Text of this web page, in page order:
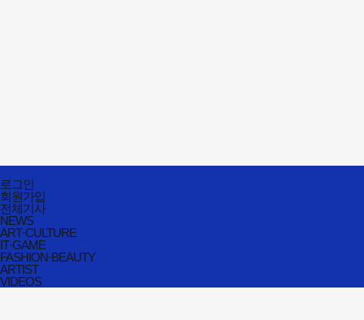
전체메뉴
닫기
로그인
회원가입
전체기사
NEWS
ART·CULTURE
IT·GAME
FASHION·BEAUTY
ARTIST
VIDEOS